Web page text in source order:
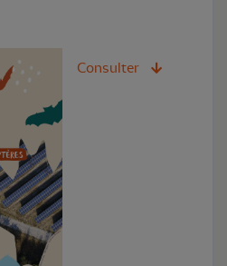
Consulter